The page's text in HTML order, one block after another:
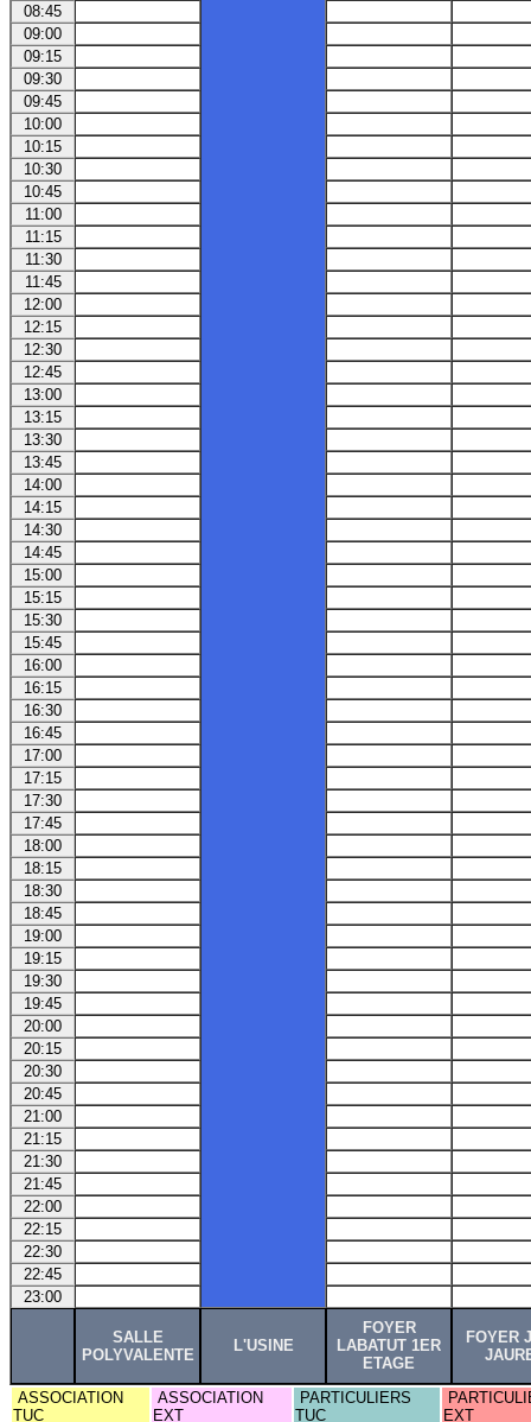
08:45
09:00
09:15
09:30
09:45
10:00
10:15
10:30
10:45
11:00
11:15
11:30
11:45
12:00
12:15
12:30
12:45
13:00
13:15
13:30
13:45
14:00
14:15
14:30
14:45
15:00
15:15
15:30
15:45
16:00
16:15
16:30
16:45
17:00
17:15
17:30
17:45
18:00
18:15
18:30
18:45
19:00
19:15
19:30
19:45
20:00
20:15
20:30
20:45
21:00
21:15
21:30
21:45
22:00
22:15
22:30
22:45
23:00
SALLE
POLYVALENTE
L'USINE
FOYER
LABATUT 1ER
ETAGE
FOYER
ASSOCIATION
TUC
ASSOCIATION
EXT
PARTICULIERS
TUC
EXT